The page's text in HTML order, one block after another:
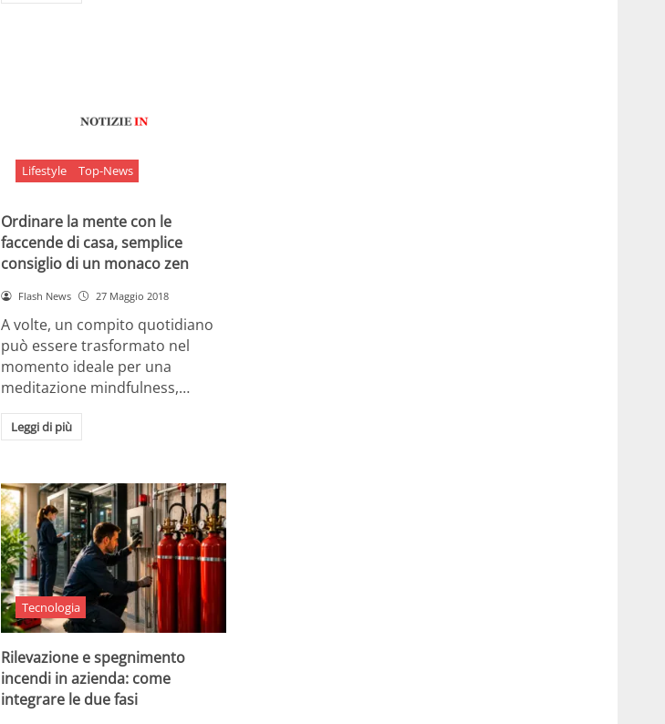
Lifestyle Top-News
Ordinare la mente con le
faccende di casa, semplice
consiglio di un monaco zen
Flash News 27 Maggio 2018
A volte, un compito quotidiano
può essere trasformato nel
momento ideale per una
meditazione mindfulness,…
Leggi di più
Tecnologia
Rilevazione e spegnimento
incendi in azienda: come
integrare le due fasi